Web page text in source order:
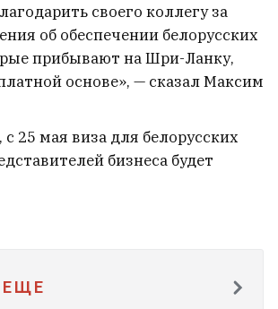
своего коллегу за
об обеспечении белорусских
прибывают на Шри-Ланку,
основе», — сказал Максим
25 мая виза для белорусских
бизнеса будет
сложил
секретаря
совета. Теперь